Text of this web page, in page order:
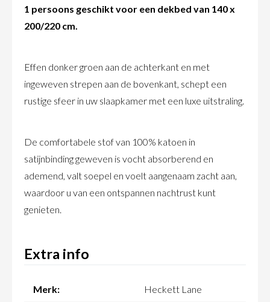
1 persoons geschikt voor een dekbed van 140 x
200/220 cm.
Effen donker groen aan de achterkant en met
ingeweven strepen aan de bovenkant, schept een
rustige sfeer in uw slaapkamer met een luxe uitstraling.
De comfortabele stof van 100% katoen in
satijnbinding geweven is vocht absorberend en
ademend, valt soepel en voelt aangenaam zacht aan,
waardoor u van een ontspannen nachtrust kunt
genieten.
Extra info
Merk: Heckett Lane